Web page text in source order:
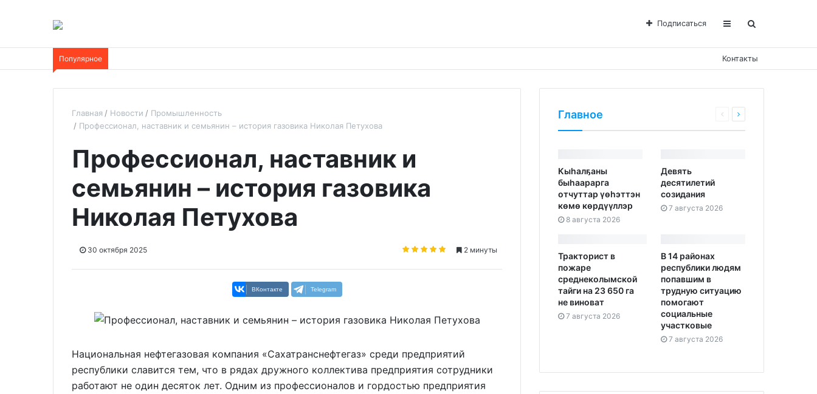
Подписаться
Популярное Контакты
Главная Новости
Промышленность
Профессионал, наставник и семьянин – история газовика Николая Петухова
Профессионал, наставник и
семьянин – история газовика
Николая Петухова
30 октября 2025 2 минуты
ВКонтакте Telegram
Национальная нефтегазовая компания «Сахатранснефтегаз» среди предприятий
республики славится тем, что в рядах дружного коллектива предприятия сотрудники
работают не один десяток лет. Одним из профессионалов и гордостью предприятия
Главное
Кыһалҕаны
быһаарарга
отчуттар үөһэттэн
көмө көрдүүллэр
8 августа 2026
Девять
десятилетий
созидания
7 августа 2026
Тракторист в
пожаре
среднеколымской
тайги на 23 650 га
не виноват
7 августа 2026
В 14 районах
республики людям
попавшим в
трудную ситуацию
помогают
социальные
участковые
7 августа 2026